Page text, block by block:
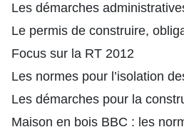
Les démarches
Le permis de construire,
Focus sur la RT 2012
Les normes pour l’isolation
Les démarches pour la
Maison en bois BBC : les